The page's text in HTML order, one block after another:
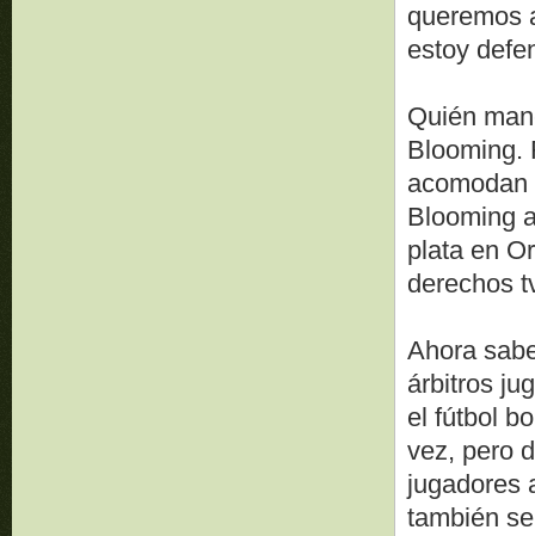
queremos
estoy
Quién
Blooming.
Blooming
plata en
derechos
Ahora
árbitros
el fútbol
vez, pero
jugadores
también